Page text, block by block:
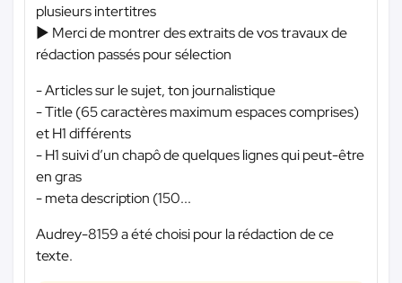
plusieurs intertitres
► Merci de montrer des extraits de vos travaux de
rédaction passés pour sélection
- Articles sur le sujet, ton journalistique
- Title (65 caractères maximum espaces comprises)
et H1 différents
- H1 suivi d’un chapô de quelques lignes qui peut-être
en gras
- meta description (150...
Audrey-8159 a été choisi pour la rédaction de ce
texte.